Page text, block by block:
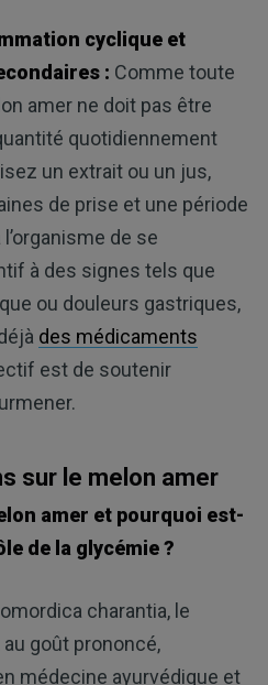
cyclique et
: Comme toute
amer ne doit pas être
quotidiennement
un extrait ou un jus,
de prise et une période
de se
à des signes tels que
ou douleurs gastriques,
des médicaments
est de soutenir
sur le melon amer
amer et pourquoi est-
de la glycémie ?
charantia, le
goût prononcé,
médecine ayurvédique et